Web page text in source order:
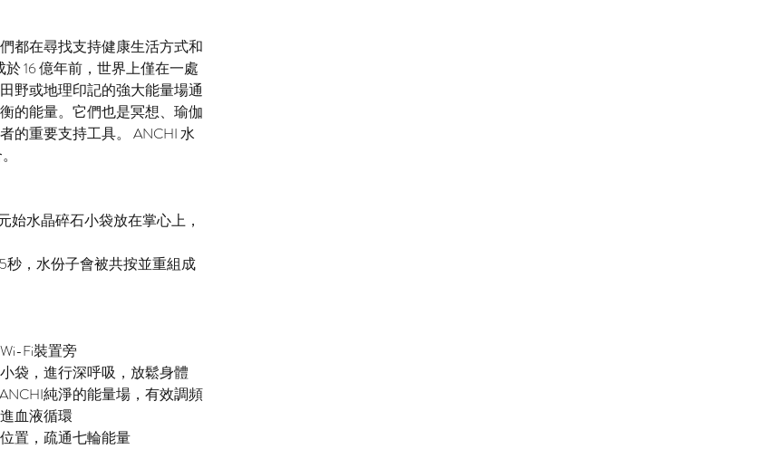
都在尋找支持健康生活方式和
16 億年前，世界上僅在一處
野或地理印記的強大能量場通
的能量。它們也是冥想、瑜伽
的重要支持工具。 ANCHI 水
始水晶碎石小袋放在掌心上，
秒，水份子會被共按並重組成
Fi裝置旁
袋，進行深呼吸，放鬆身體
純淨的能量場，有效調頻
血液循環
置，疏通七輪能量